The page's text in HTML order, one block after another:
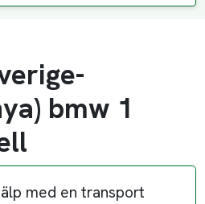
bmw 1
med en transport